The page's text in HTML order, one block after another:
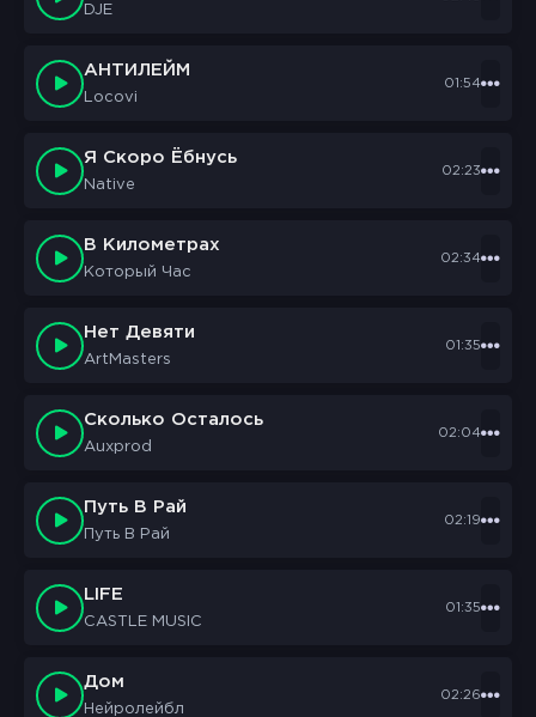
То что я такой урод говорит мне этот гад
Я хотел бы убедиться что я попаду не в ад
Ho, I'm doctor skeleton and I really need a win
Make an incision, blood dripped down her shin
DJE
АНТИЛЕЙМ
Locovi
01:54
Я Скоро Ёбнусь
Native
02:23
В Километрах
Который Час
02:34
Нет Девяти
ArtMasters
01:35
Сколько Осталось
Auxprod
02:04
Путь В Рай
Путь В Рай
02:19
LIFE
CASTLE MUSIC
01:35
Дом
Нейролейбл
02:26